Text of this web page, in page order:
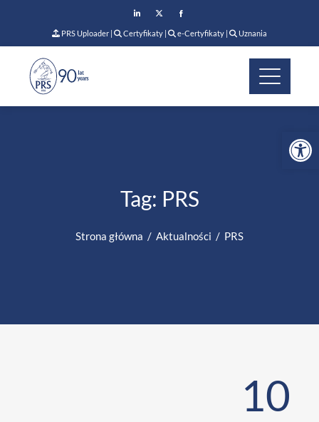
PRS Uploader | Certyfikaty | e-Certyfikaty | Uznania
Tag: PRS
Strona główna Aktualności PRS
10